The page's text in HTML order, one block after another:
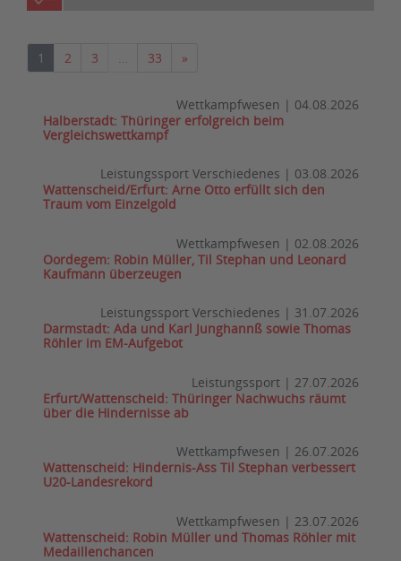
1 2 3 … 33 »Nächste
Wettkampfwesen | 04.08.2026
Halberstadt: Thüringer erfolgreich beim
Vergleichswettkampf
Leistungssport Verschiedenes | 03.08.2026
Wattenscheid/Erfurt: Arne Otto erfüllt sich den
Traum vom Einzelgold
Wettkampfwesen | 02.08.2026
Oordegem: Robin Müller, Til Stephan und Leonard
Kaufmann überzeugen
Leistungssport Verschiedenes | 31.07.2026
Darmstadt: Ada und Karl Junghannß sowie Thomas
Röhler im EM-Aufgebot
Leistungssport | 27.07.2026
Erfurt/Wattenscheid: Thüringer Nachwuchs räumt
über die Hindernisse ab
Wettkampfwesen | 26.07.2026
Wattenscheid: Hindernis-Ass Til Stephan verbessert
U20-Landesrekord
Wettkampfwesen | 23.07.2026
Wattenscheid: Robin Müller und Thomas Röhler mit
Medaillenchancen